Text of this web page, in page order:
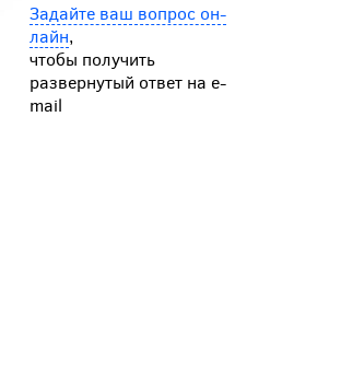
Задайте ваш вопрос он-
лайн,
чтобы получить
развернутый ответ на e-
mail